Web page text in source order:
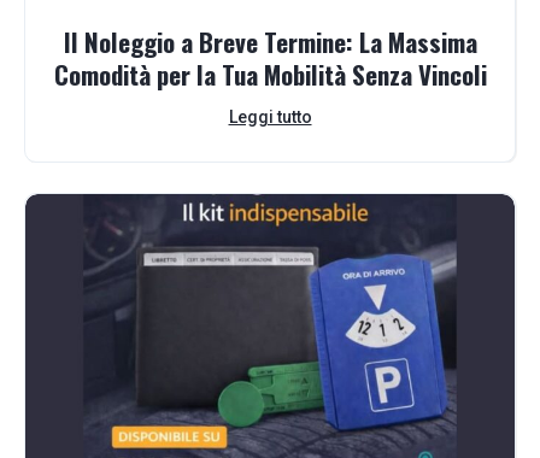
Il Noleggio a Breve Termine: La Massima
Comodità per la Tua Mobilità Senza Vincoli
Leggi tutto